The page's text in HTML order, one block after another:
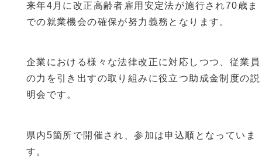
来年4月に改正高齢者雇用安定法が施行され70歳ま
での就業機会の確保が努力義務となります。
企業における様々な法律改正に対応しつつ、従業員
の力を引き出すの取り組みに役立つ助成金制度の説
明会です。
県内5箇所で開催され、参加は申込順となっていま
す。